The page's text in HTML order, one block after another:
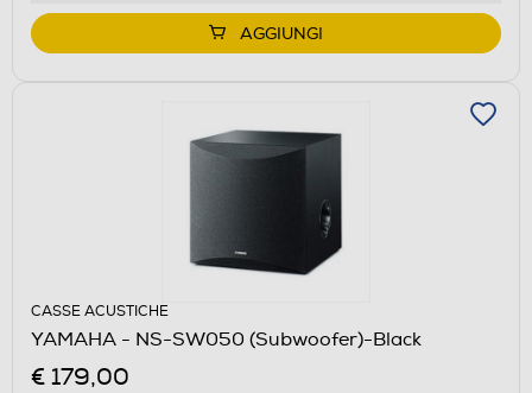
AGGIUNGI
CASSE ACUSTICHE
YAMAHA - NS-SW050 (Subwoofer)-Black
€ 179,00